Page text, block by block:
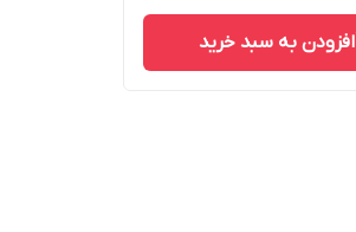
افزودن به سبد خرید